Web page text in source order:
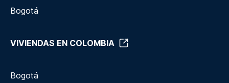
Bogotá
VIVIENDAS EN COLOMBIA
Bogotá